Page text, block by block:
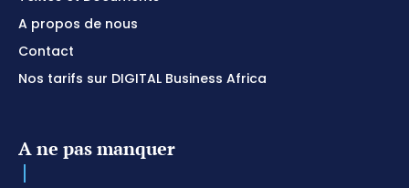
A propos de nous
Contact
Nos tarifs sur DIGITAL Business Africa
A ne pas manquer